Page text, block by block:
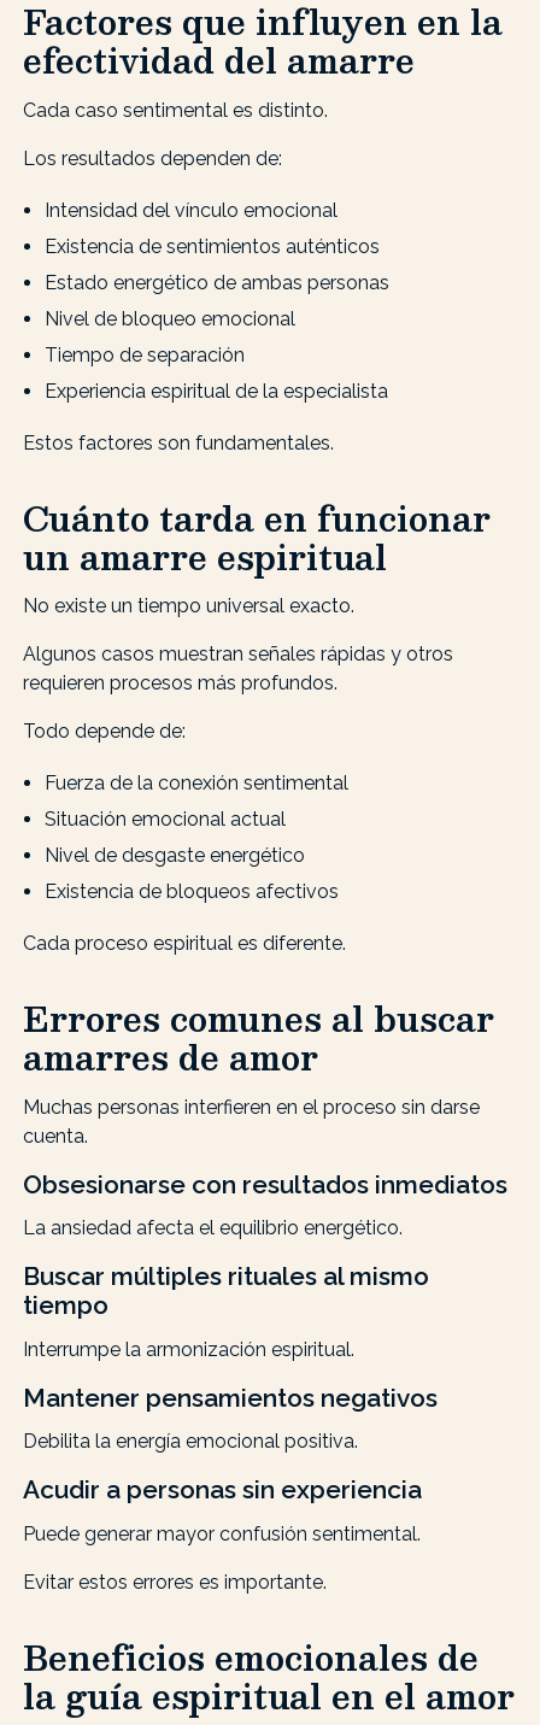
Factores que influyen en la
efectividad del amarre
Cada caso sentimental es distinto.
Los resultados dependen de:
Intensidad del vínculo emocional
Existencia de sentimientos auténticos
Estado energético de ambas personas
Nivel de bloqueo emocional
Tiempo de separación
Experiencia espiritual de la especialista
Estos factores son fundamentales.
Cuánto tarda en funcionar
un amarre espiritual
No existe un tiempo universal exacto.
Algunos casos muestran señales rápidas y otros
requieren procesos más profundos.
Todo depende de:
Fuerza de la conexión sentimental
Situación emocional actual
Nivel de desgaste energético
Existencia de bloqueos afectivos
Cada proceso espiritual es diferente.
Errores comunes al buscar
amarres de amor
Muchas personas interfieren en el proceso sin darse
cuenta.
Obsesionarse con resultados inmediatos
La ansiedad afecta el equilibrio energético.
Buscar múltiples rituales al mismo
tiempo
Interrumpe la armonización espiritual.
Mantener pensamientos negativos
Debilita la energía emocional positiva.
Acudir a personas sin experiencia
Puede generar mayor confusión sentimental.
Evitar estos errores es importante.
Beneficios emocionales de
la guía espiritual en el amor